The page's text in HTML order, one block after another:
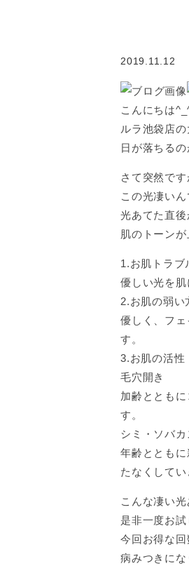
2019.11.12
こんにちは
ルラ池袋店の
日が落ちるの
さて突然で
この光凄いん
光あてた直後
肌のトーン
1.お肌トラブ
優しい光を
2.お肌の弱い
優しく、フ
す。
3.お肌の活性
毛穴開き
加齢ととも
す。
シミ・ソバカ
年齢ととも
たなくしてい
こんな凄い
是非一度お
今回お得な
病みつきに